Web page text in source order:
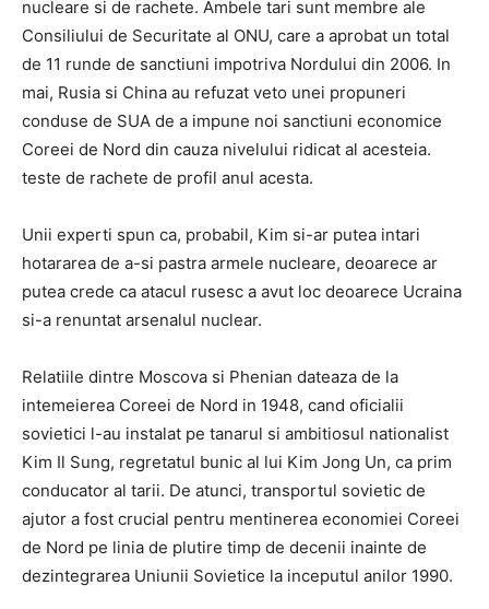
nucleare si de rachete. Ambele tari sunt membre ale
Consiliului de Securitate al ONU, care a aprobat un total
de 11 runde de sanctiuni impotriva Nordului din 2006. In
mai, Rusia si China au refuzat veto unei propuneri
conduse de SUA de a impune noi sanctiuni economice
Coreei de Nord din cauza nivelului ridicat al acesteia.
teste de rachete de profil anul acesta.
Unii experti spun ca, probabil, Kim si-ar putea intari
hotararea de a-si pastra armele nucleare, deoarece ar
putea crede ca atacul rusesc a avut loc deoarece Ucraina
si-a renuntat arsenalul nuclear.
Relatiile dintre Moscova si Phenian dateaza de la
intemeierea Coreei de Nord in 1948, cand oficialii
sovietici l-au instalat pe tanarul si ambitiosul nationalist
Kim Il Sung, regretatul bunic al lui Kim Jong Un, ca prim
conducator al tarii. De atunci, transportul sovietic de
ajutor a fost crucial pentru mentinerea economiei Coreei
de Nord pe linia de plutire timp de decenii inainte de
dezintegrarea Uniunii Sovietice la inceputul anilor 1990.